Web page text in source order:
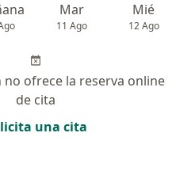
Mar
11 Ago
Mié
12 Ago
no ofrece la reserva online
de cita
una cita